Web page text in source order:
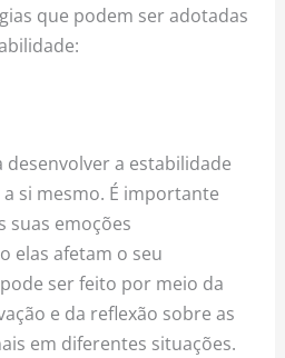
que podem ser adotadas
a estabilidade
si mesmo. É importante
suas emoções
elas afetam o seu
ser feito por meio da
e da reflexão sobre as
em diferentes situações.